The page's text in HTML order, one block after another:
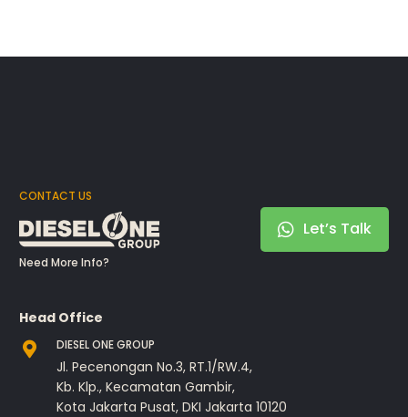
CONTACT US
Need More Info?
Let’s Talk
Head Office
DIESEL ONE GROUP
Jl. Pecenongan No.3, RT.1/RW.4,
Kb. Klp., Kecamatan Gambir,
Kota Jakarta Pusat, DKI Jakarta 10120